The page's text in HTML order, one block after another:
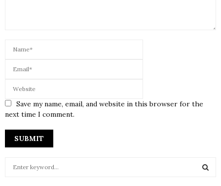
Save my name, email, and website in this browser for the
next time I comment.